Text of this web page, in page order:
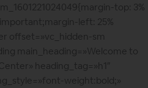
top: 3%
left: 25%
offset=»vc_hidden-sm
main_heading=»Welcome to
heading_tag=»h1″
weight:bold;»